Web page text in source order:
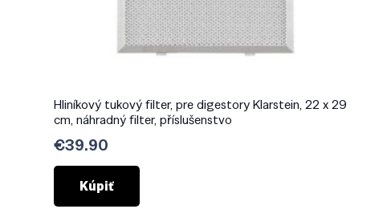
Hliníkový tukový filter, pre digestory Klarstein, 22 x 29
cm, náhradný filter, příslušenstvo
€39.90
Kúpiť